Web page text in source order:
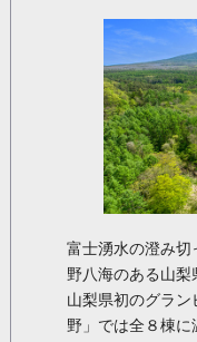
富士湧水の澄み切
野八海のある山梨
山梨県初のグラ
野」では全８棟